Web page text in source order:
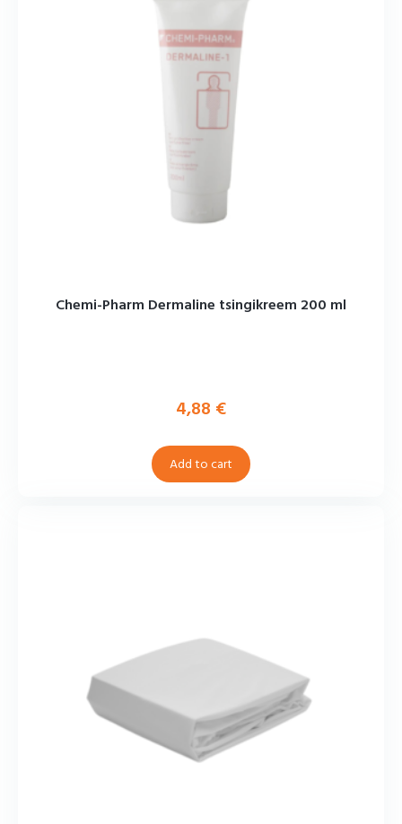
Chemi-Pharm Dermaline tsingikreem 200 ml
4,88 €
Add to cart